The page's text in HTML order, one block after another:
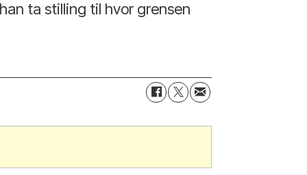
ta stilling til hvor grensen